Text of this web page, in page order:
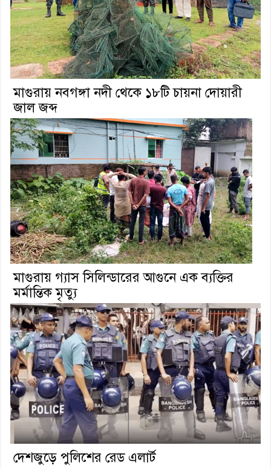
মাগুরায় নবগঙ্গা নদী থেকে ১৮টি চায়না দোয়ারী
জাল জব্দ
মাগুরায় গ্যাস সিলিন্ডারের আগুনে এক ব্যক্তির
মর্মান্তিক মৃত্যু
দেশজুড়ে পুলিশের রেড এলার্ট